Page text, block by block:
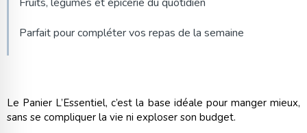
Parfait pour compléter vos repas de la semaine
Le Panier L’Essentiel, c’est la base idéale pour manger mieux,
sans se compliquer la vie ni exploser son budget.